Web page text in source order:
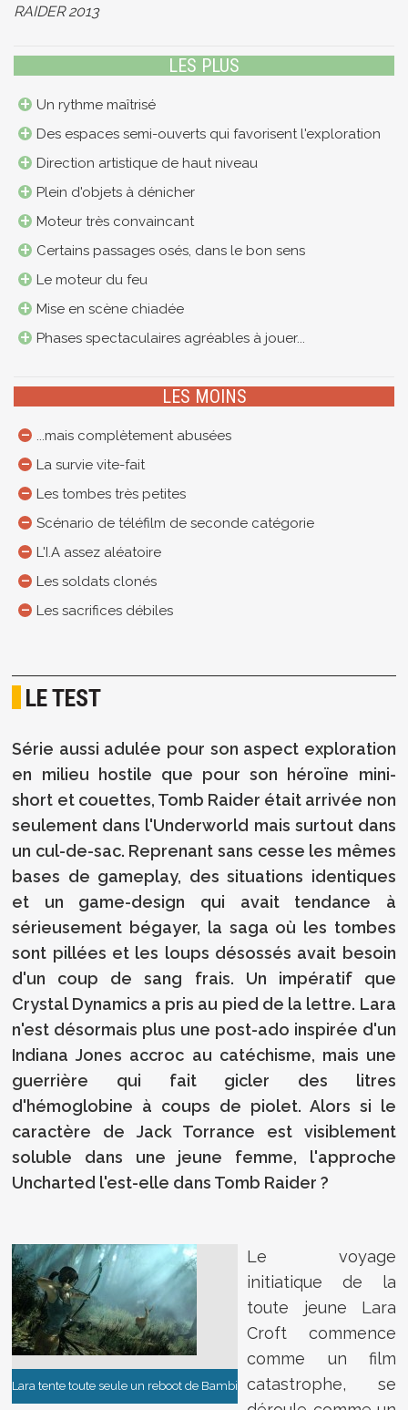
RAIDER 2013
LES PLUS
Un rythme maîtrisé
Des espaces semi-ouverts qui favorisent l'exploration
Direction artistique de haut niveau
Plein d'objets à dénicher
Moteur très convaincant
Certains passages osés, dans le bon sens
Le moteur du feu
Mise en scène chiadée
Phases spectaculaires agréables à jouer...
LES MOINS
...mais complètement abusées
La survie vite-fait
Les tombes très petites
Scénario de téléfilm de seconde catégorie
L'I.A assez aléatoire
Les soldats clonés
Les sacrifices débiles
LE TEST
Série aussi adulée pour son aspect exploration
en milieu hostile que pour son héroïne mini-
short et couettes, Tomb Raider était arrivée non
seulement dans l'Underworld mais surtout dans
un cul-de-sac. Reprenant sans cesse les mêmes
bases de gameplay, des situations identiques
et un game-design qui avait tendance à
sérieusement bégayer, la saga où les tombes
sont pillées et les loups désossés avait besoin
d'un coup de sang frais. Un impératif que
Crystal Dynamics a pris au pied de la lettre. Lara
n'est désormais plus une post-ado inspirée d'un
Indiana Jones accroc au catéchisme, mais une
guerrière qui fait gicler des litres
d'hémoglobine à coups de piolet. Alors si le
caractère de Jack Torrance est visiblement
soluble dans une jeune femme, l'approche
Uncharted l'est-elle dans Tomb Raider ?
Lara tente toute seule un reboot de Bambi
Le voyage
initiatique de la
toute jeune Lara
Croft commence
comme un film
catastrophe, se